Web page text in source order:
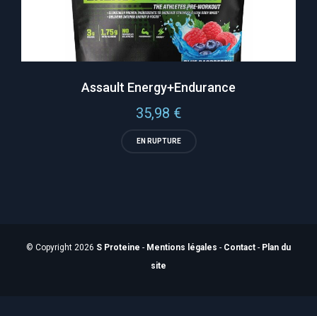
Assault Energy+Endurance
35,98 €
EN RUPTURE
© Copyright 2026 S Proteine - Mentions légales - Contact - Plan du
site